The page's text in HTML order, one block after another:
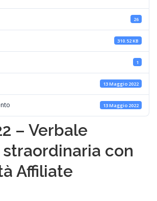
26
310.52 KB
1
13 Maggio 2022
13 Maggio 2022
– Verbale
con
Affiliate